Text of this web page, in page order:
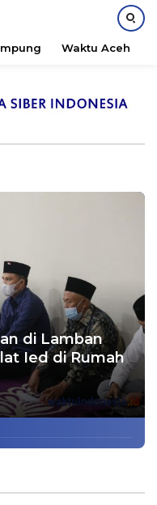
Waktu Aceh
di Lamban
Ied di Rumah